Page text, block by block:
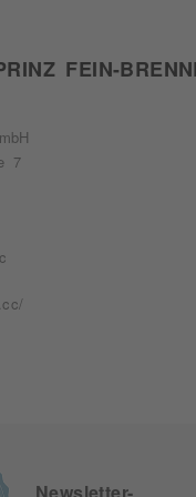
FEIN-
7
Newsletter-